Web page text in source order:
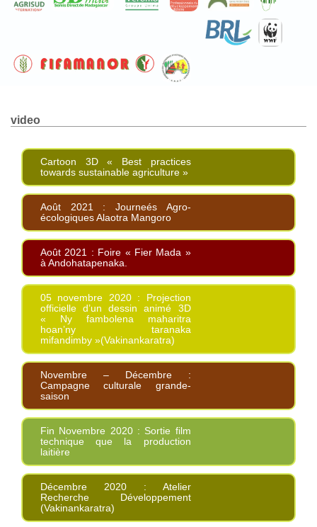
video
Cartoon 3D « Best practices
towards sustainable agriculture »
Août 2021 : Journeés Agro-
écologiques Alaotra Mangoro
Août 2021 : Foire « Fier Mada »
à Andohatapenaka.
05 novembre 2020 : Projection
officielle d’un dessin animé 3D
« Ny fambolena maharitra
hoan’ny taranaka
mifandimby »(Vakinankaratra)
Novembre – Décembre :
Campagne culturale grande-
saison
Fin Novembre 2020 : Sortie film
technique que la production
laitière
Décembre 2020 : Atelier
Recherche Développement
(Vakinankaratra)